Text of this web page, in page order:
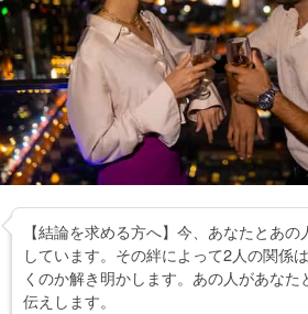
【結論を求める方へ】今、あなたとあ
しています。その絆によって2人の関係
くのか解き明かします。あの人があな
伝えします。